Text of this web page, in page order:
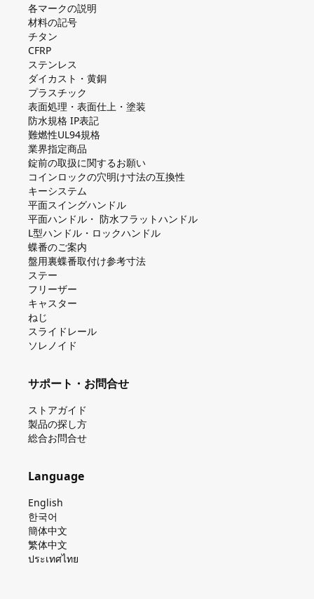
各マークの説明
材料の記号
チタン
CFRP
ステンレス
ダイカスト・⻩銅
プラスチック
表面処理・表面仕上・塗装
防⽔規格 IP表記
難燃性UL94規格
業界指定商品
錠前の取扱に関するお願い
コインロックの⽳明け⼨法の互換性
キーシステム
平⾯スイングハンドル
平⾯ハンドル・ 防⽔フラットハンドル
L型ハンドル・ロックハンドル
蝶番のご案内
盤⽤裏蝶番取付け参考⼨法
ステー
フリーザー
キャスター
ねじ
スライドレール
ソレノイド
サポート・お問合せ
ストアガイド
製品の探し⽅
総合お問合せ
Language
English
한국어
簡体中文
繁体中文
ประเทศไทย